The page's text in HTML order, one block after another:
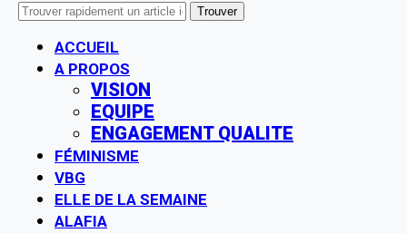
ACCUEIL
A PROPOS
VISION
EQUIPE
ENGAGEMENT QUALITE
FÉMINISME
VBG
ELLE DE LA SEMAINE
ALAFIA